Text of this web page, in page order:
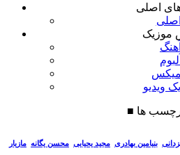
اصلی
موزیک
ویدیو
■ ها
بنیامین بهادری مجید یحیایی محسن یگانه مازیار